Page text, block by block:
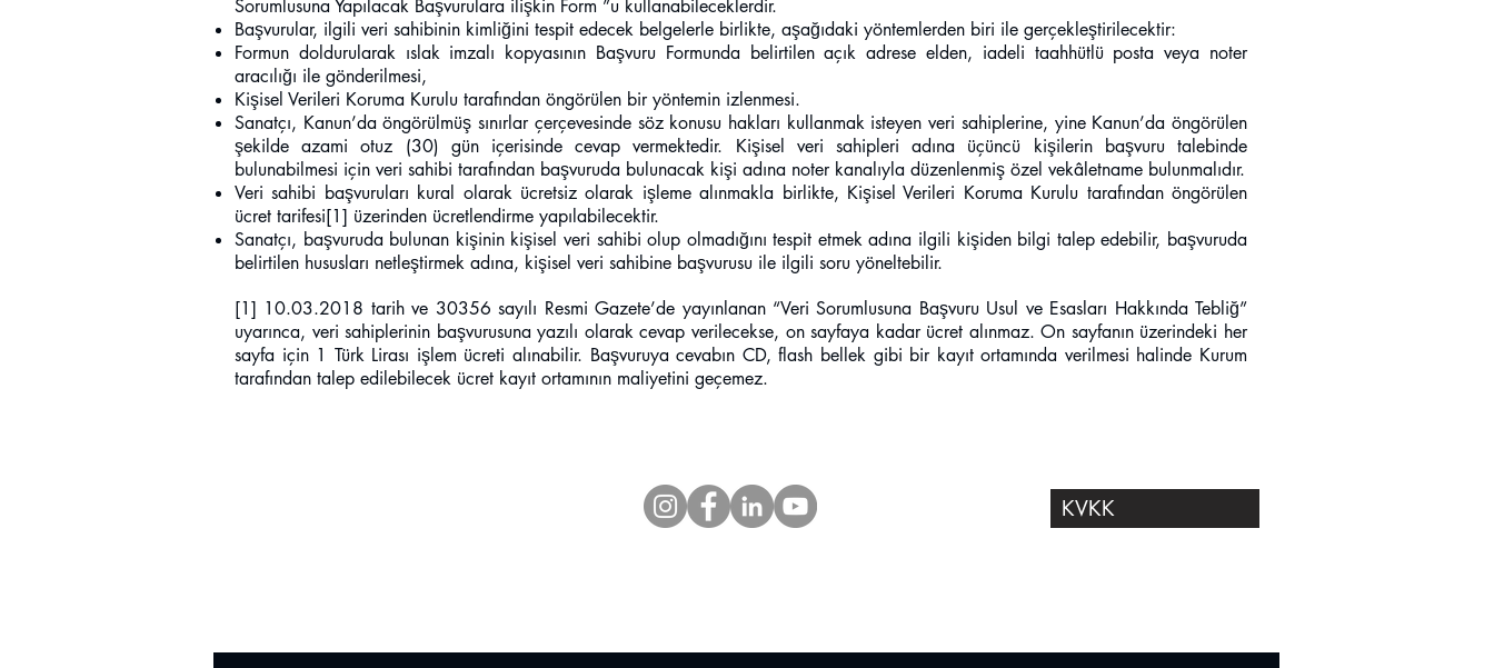
Sorumlusuna Yapılacak Başvurulara ilişkin Form ”u kullanabileceklerdir.
Başvurular, ilgili veri sahibinin kimliğini tespit edecek belgelerle birlikte, aşağıdaki yöntemlerden biri ile gerçekleştirilecektir:
Formun doldurularak ıslak imzalı kopyasının Başvuru Formunda belirtilen açık adrese elden, iadeli taahhütlü posta veya noter
aracılığı ile gönderilmesi,
Kişisel Verileri Koruma Kurulu tarafından öngörülen bir yöntemin izlenmesi.
Sanatçı, Kanun’da öngörülmüş sınırlar çerçevesinde söz konusu hakları kullanmak isteyen veri sahiplerine, yine Kanun’da öngörülen
şekilde azami otuz (30) gün içerisinde cevap vermektedir. Kişisel veri sahipleri adına üçüncü kişilerin başvuru talebinde
bulunabilmesi için veri sahibi tarafından başvuruda bulunacak kişi adına noter kanalıyla düzenlenmiş özel vekâletname bulunmalıdır.
Veri sahibi başvuruları kural olarak ücretsiz olarak işleme alınmakla birlikte, Kişisel Verileri Koruma Kurulu tarafından öngörülen
ücret tarifesi[1] üzerinden ücretlendirme yapılabilecektir.
Sanatçı, başvuruda bulunan kişinin kişisel veri sahibi olup olmadığını tespit etmek adına ilgili kişiden bilgi talep edebilir, başvuruda
belirtilen hususları netleştirmek adına, kişisel veri sahibine başvurusu ile ilgili soru yöneltebilir.
[1] 10.03.2018 tarih ve 30356 sayılı Resmi Gazete’de yayınlanan “Veri Sorumlusuna Başvuru Usul ve Esasları Hakkında Tebliğ”
uyarınca, veri sahiplerinin başvurusuna yazılı olarak cevap verilecekse, on sayfaya kadar ücret alınmaz. On sayfanın üzerindeki her
sayfa için 1 Türk Lirası işlem ücreti alınabilir. Başvuruya cevabın CD, flash bellek gibi bir kayıt ortamında verilmesi halinde Kurum
tarafından talep edilebilecek ücret kayıt ortamının maliyetini geçemez.
KVKK